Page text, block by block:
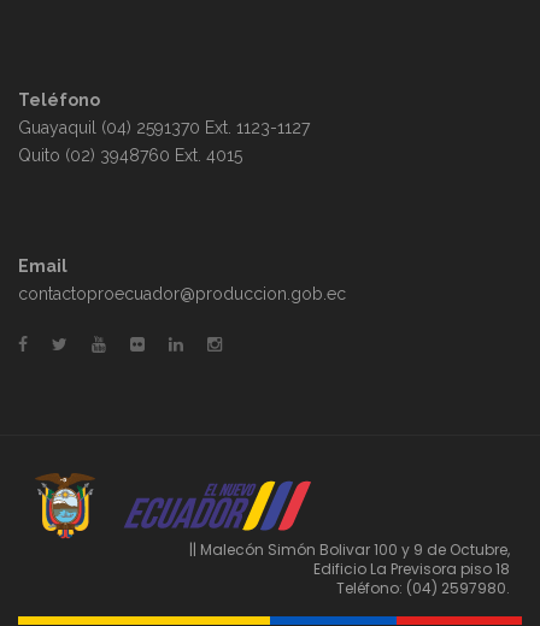
Teléfono
Guayaquil (04) 2591370 Ext. 1123-1127
Quito (02) 3948760 Ext. 4015
Email
contactoproecuador@produccion.gob.ec
|| Malecón Simón Bolivar 100 y 9 de Octubre,
Edificio La Previsora piso 18
Teléfono: (04) 2597980.